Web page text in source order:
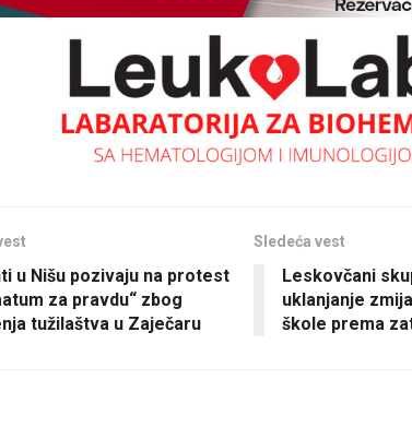
u Nišu pozivaju na protest
za pravdu“ zbog
tužilaštva u Zaječaru
Sledeća vest
Leskovčani
uklanjanje
škole prema